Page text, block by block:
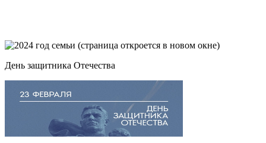
День защитника Отечества